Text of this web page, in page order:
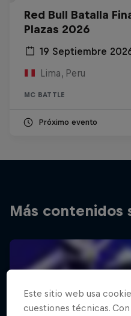
Red Bull Batalla
Plazas 2026
19 Septiembre
Lima, Peru
MC BATTLE
Próximo evento
Más contenidos
Este sitio web usa
cuestiones técnicas.